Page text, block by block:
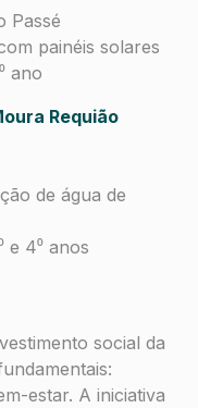
Passé
painéis solares
ano
Requião
de água de
e 4⁰ anos
social da
estar. A iniciativa